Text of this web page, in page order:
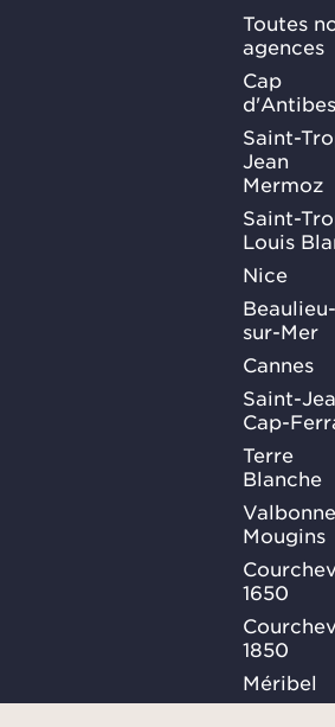
Toutes
agences
Cap
d'Antibes
Saint-
Jean
Mermoz
Saint-
Louis
Nice
Beaulieu-
sur-Mer
Cannes
Saint-
Cap-
Terre
Blanche
Mougins
1650
1850
Méribel